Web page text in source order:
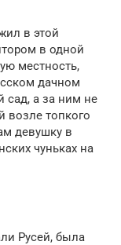
в этой
в одной
местность,
дачном
сад, а за ним не
возле топкого
девушку в
чуньках на
Русей, была